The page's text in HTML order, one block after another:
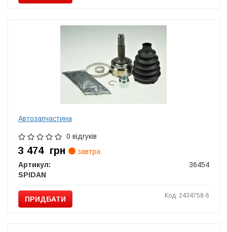
Автозапчастина
0 відгуків
3 474 грн
завтра
Артикул:
36454
SPIDAN
ПРИДБАТИ Код: 2434758-6